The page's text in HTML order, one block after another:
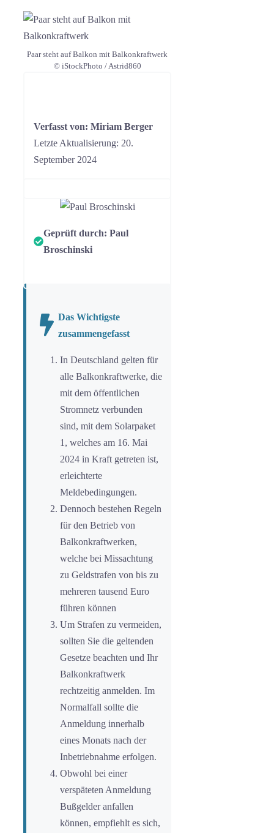
Paar steht auf Balkon mit Balkonkraftwerk
© iStockPhoto / Astrid860
Verfasst von: Miriam Berger
Letzte Aktualisierung: 20.
September 2024
Geprüft durch: Paul
Broschinski
Das Wichtigste
zusammengefasst
In Deutschland gelten für
alle Balkonkraftwerke, die
mit dem öffentlichen
Stromnetz verbunden
sind, mit dem Solarpaket
1, welches am 16. Mai
2024 in Kraft getreten ist,
erleichterte
Meldebedingungen.
Dennoch bestehen Regeln
für den Betrieb von
Balkonkraftwerken,
welche bei Missachtung
zu Geldstrafen von bis zu
mehreren tausend Euro
führen können
Um Strafen zu vermeiden,
sollten Sie die geltenden
Gesetze beachten und Ihr
Balkonkraftwerk
rechtzeitig anmelden. Im
Normalfall sollte die
Anmeldung innerhalb
eines Monats nach der
Inbetriebnahme erfolgen.
Obwohl bei einer
verspäteten Anmeldung
Bußgelder anfallen
können, empfiehlt es sich,